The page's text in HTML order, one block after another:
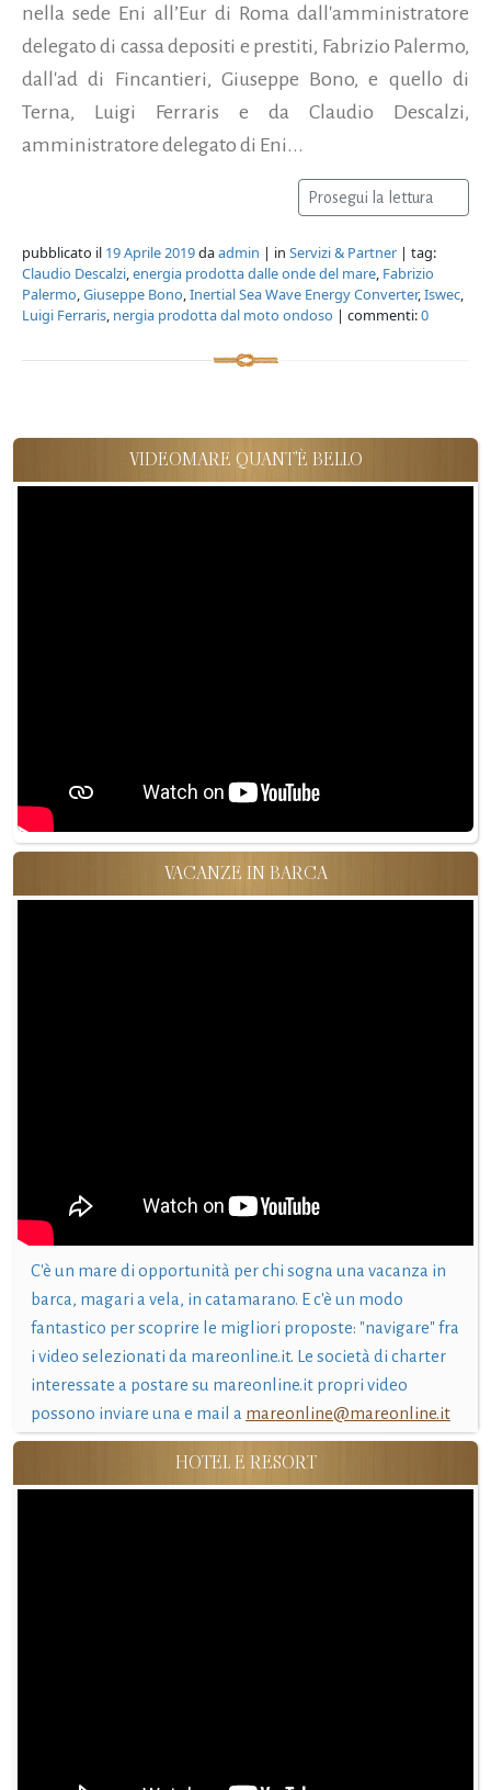
nella sede Eni all’Eur di Roma dall'amministratore
delegato di cassa depositi e prestiti, Fabrizio Palermo,
dall'ad di Fincantieri, Giuseppe Bono, e quello di
Terna, Luigi Ferraris e da Claudio Descalzi,
amministratore delegato di Eni...
Prosegui la lettura
pubblicato il 19 Aprile 2019daadmin | in Servizi & Partner | tag:
Claudio Descalzi,energia prodotta dalle onde del mare, Fabrizio
Palermo,Giuseppe Bono,Inertial Sea Wave Energy Converter,Iswec,
Luigi Ferraris, nergia prodotta dal moto ondoso | commenti:0
VIDEOMARE QUANT'È BELLO
VACANZE IN BARCA
C'è un mare di opportunità per chi sogna una vacanza in
barca, magari a vela, in catamarano. E c'è un modo
fantastico per scoprire le migliori proposte: "navigare" fra
i video selezionati da mareonline.it. Le società di charter
interessate a postare su mareonline.it propri video
possono inviare una e mail a mareonline@mareonline.it
HOTEL E RESORT